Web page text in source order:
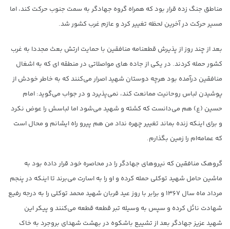
مناطق جنگ زده قرار بود که همراه گروه جهادگر به سمت جنوب حرکت کند، اما
مسیر حرکت در آخرین لحظه تغییر کرد و عازم غرب کشور شد.
بعد از چند روز از پذیرش قطعنامه منافقین با حمایت ارتش بعث مجددا به غرب
کشور حمله کردند. در یکی از جاده های مواصلاتی در منطقه ای که به اشغال
منافقین درآمده بود هرچه دوستان شهید اصرار می‌کنند که به خاطر خودش از
پوشیدن لباس روحانیت ممانعت کند، نمی‌پذیرد و در جواب می‌گوید: امام
حسین (ع) هم می‌دانست که کشته و شهید می‌شود اما لباسش را عوض نکرد
و برای اینکه زنده بماند تغییر چهره نداد من هم پیرو راه ایشانم و محال است
که عمامه‌ام را زمین بگذارم.
گروهک منافقین که نیروهای جهادگر را در محاصره خود قرار داده بود به
ماشین حامل شهید توکلی حمله کرده و او را به اسارت می‌برند تا اینکه در پنجم
مرداد ماه سال ۱۳۶۷ و برابر با روز عید قربان شهید محمد توکلی را به درجه رفیع
شهادت نائل کرده و سپس به وسیله تبر قطعه قطعه می‌کنند و پیکر این
شهید عزیز جهادگر بعد از تشییع باشکوه در بهشت شهدای بروجرد به خاک